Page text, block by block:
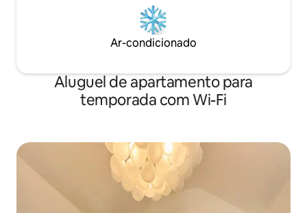
Ar-condicionado
Aluguel de apartamento para
temporada com Wi-Fi